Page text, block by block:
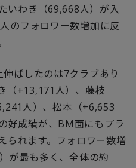
いわき（69,668人）が入
のフォロワー数増加に反
ばしたのは7クラブあり
（+13,171人）、藤枝
人）、松本（+6,653
好成績が、BM面にもプラ
られます。フォロワー数増
が最も多く、全体の約